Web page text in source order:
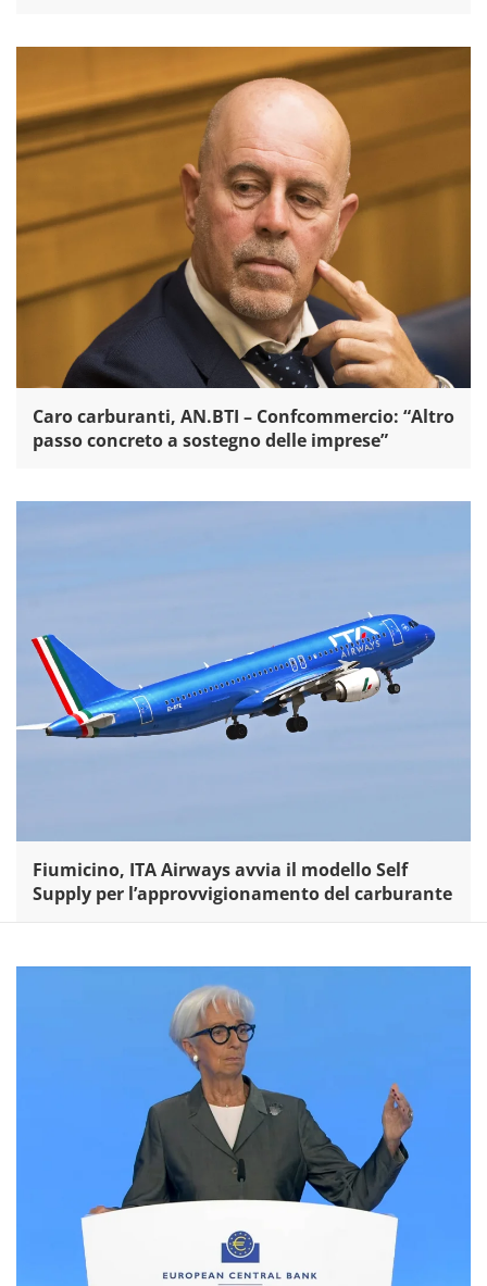
Caro carburanti, AN.BTI – Confcommercio: “Altro
passo concreto a sostegno delle imprese”
Fiumicino, ITA Airways avvia il modello Self
Supply per l’approvvigionamento del carburante